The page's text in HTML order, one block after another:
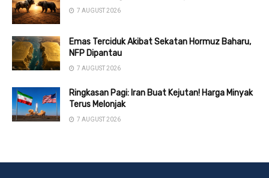
7 AUGUST 2026
Emas Terciduk Akibat Sekatan Hormuz Baharu,
NFP Dipantau
7 AUGUST 2026
Ringkasan Pagi: Iran Buat Kejutan! Harga Minyak
Terus Melonjak
7 AUGUST 2026